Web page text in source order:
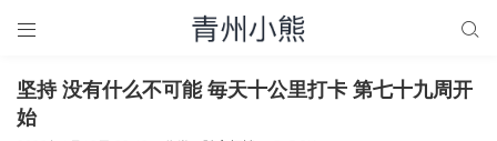
 
坚持 没有什么不可能 毎天十公里打卡 第七十九周开
始